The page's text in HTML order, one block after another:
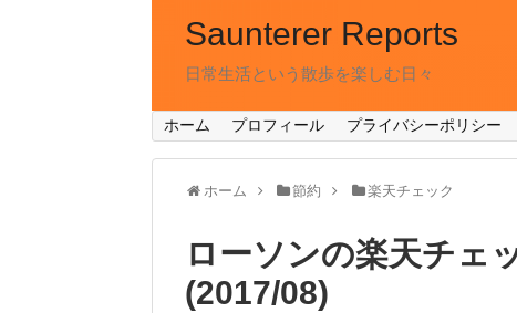
Saunterer Reports
日常生活という散歩を楽しむ日々
ホーム プロフィール プライバシーポリシー
ホーム 節約 楽天チェック
ローソンの楽天チェ
(2017/08)